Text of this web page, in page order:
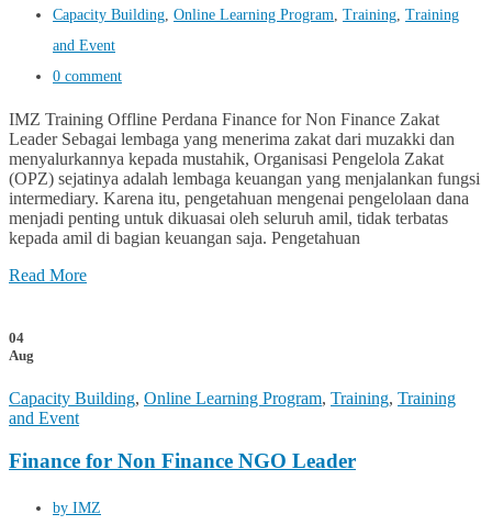
Capacity Building Online Learning Program Training Training
and Event
0 comment
IMZ Training Offline Perdana Finance for Non Finance Zakat
Leader Sebagai lembaga yang menerima zakat dari muzakki dan
menyalurkannya kepada mustahik, Organisasi Pengelola Zakat
(OPZ) sejatinya adalah lembaga keuangan yang menjalankan fungsi
intermediary. Karena itu, pengetahuan mengenai pengelolaan dana
menjadi penting untuk dikuasai oleh seluruh amil, tidak terbatas
kepada amil di bagian keuangan saja. Pengetahuan
Read More
04
Aug
Capacity Building, Online Learning Program, Training, Training
and Event
Finance for Non Finance NGO Leader
by IMZ